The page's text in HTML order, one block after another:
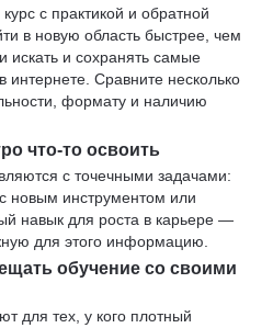
с практикой и обратной
в новую область быстрее, чем
искать и сохранять самые
интернете. Сравните несколько
формату и наличию
что-то освоить
с точечными задачами:
новым инструментом или
навык для роста в карьере —
для этого информацию.
обучение со своими
для тех, у кого плотный